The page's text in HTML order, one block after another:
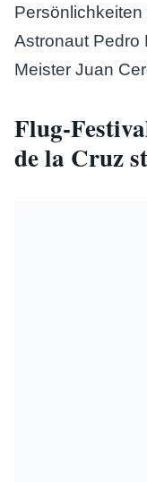
Astronaut Pedro
Meister Juan
Flug-
de la Cruz